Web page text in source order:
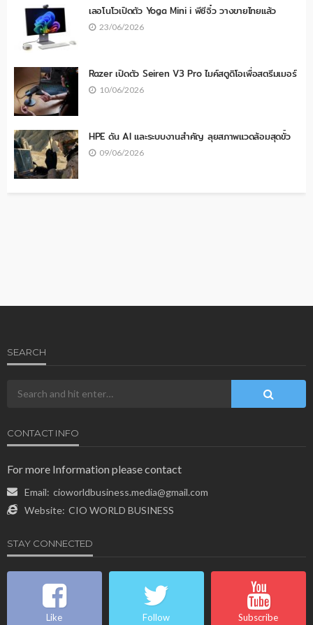
เลอโนโวเปิดตัว Yoga Mini i พีซีจิ๋ว วางขายไทยแล้ว
23/06/2026
Razer เปิดตัว Seiren V3 Pro ไมค์สตูดิโอเพื่อสตรีมเมอร์
10/06/2026
HPE ดัน AI และระบบงานสำคัญ ลุยสภาพแวดล้อมสุดขั้ว
09/06/2026
SEARCH
CONTACT INFO
For more Information please contact
Email: cioworldbusiness.media@gmail.com
Website: CIO WORLD BUSINESS
STAY CONNECTED
Like Follow Subscribe